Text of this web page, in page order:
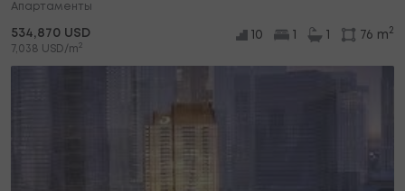
Апартаменты
534,870 USD
7,038 USD/m2
10 76 m 2